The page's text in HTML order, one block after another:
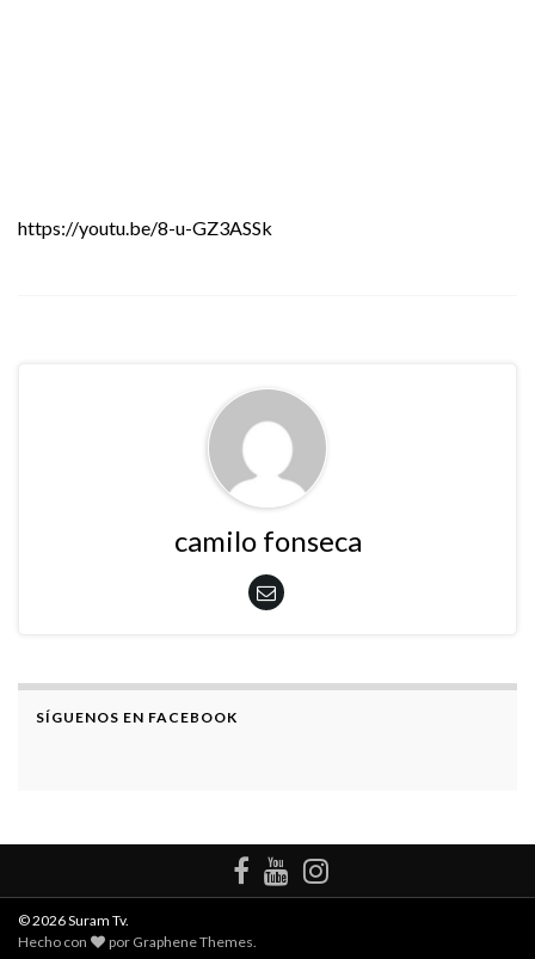
https://youtu.be/8-u-GZ3ASSk
camilo fonseca
SÍGUENOS EN FACEBOOK
© 2026 Suram Tv.
Hecho con
por Graphene Themes